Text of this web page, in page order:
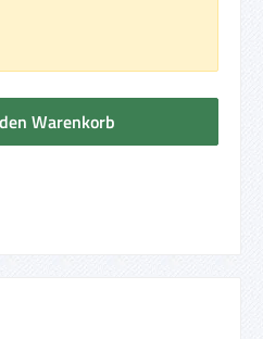
die Schaltflächen um die
Warenkorb